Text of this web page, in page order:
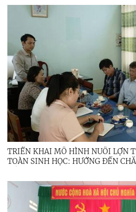
TRIỂN KHAI MÔ HÌNH NUÔI LỢN
TOÀN SINH HỌC: HƯỚNG ĐẾN